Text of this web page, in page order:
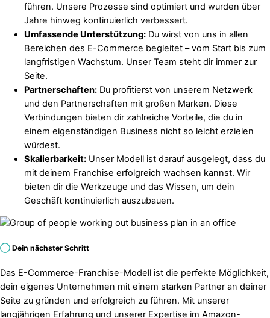
führen. Unsere Prozesse sind optimiert und wurden über
Jahre hinweg kontinuierlich verbessert.
Umfassende Unterstützung: Du wirst von uns in allen
Bereichen des E-Commerce begleitet – vom Start bis zum
langfristigen Wachstum. Unser Team steht dir immer zur
Seite.
Partnerschaften: Du profitierst von unserem Netzwerk
und den Partnerschaften mit großen Marken. Diese
Verbindungen bieten dir zahlreiche Vorteile, die du in
einem eigenständigen Business nicht so leicht erzielen
würdest.
Skalierbarkeit: Unser Modell ist darauf ausgelegt, dass du
mit deinem Franchise erfolgreich wachsen kannst. Wir
bieten dir die Werkzeuge und das Wissen, um dein
Geschäft kontinuierlich auszubauen.
◯ Dein nächster Schritt
Das E-Commerce-Franchise-Modell ist die perfekte Möglichkeit,
dein eigenes Unternehmen mit einem starken Partner an deiner
Seite zu gründen und erfolgreich zu führen. Mit unserer
langjährigen Erfahrung und unserer Expertise im Amazon-